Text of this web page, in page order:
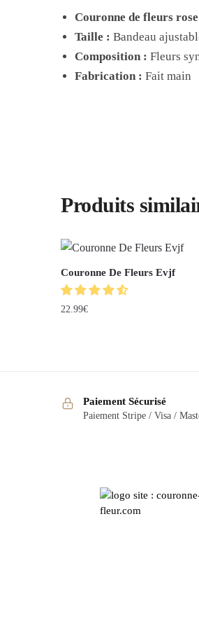
Couronne de fleurs
Taille : Bandeau
Composition : Fleurs
Fabrication : Fait main
Produits
Couronne De Fleurs Evjf
22.99€
Paiement Sécurisé
Paiement Stripe / Visa /